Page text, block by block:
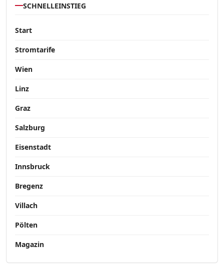
SCHNELLEINSTIEG
Start
Stromtarife
Wien
Linz
Graz
Salzburg
Eisenstadt
Innsbruck
Bregenz
Villach
Pölten
Magazin